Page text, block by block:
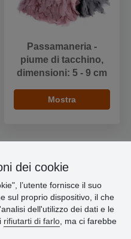
Passamaneria -
piume di tacchino,
dimensioni: 5 - 9 cm
Mostra
dei cookie
l’utente fornisce il suo
sul proprio dispositivo, il che
dell'utilizzo dei dati e le
rifiutarti di farlo , ma ci farebbe